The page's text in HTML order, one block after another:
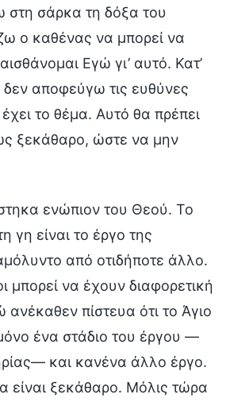
στη σάρκα τη δόξα του
ο καθένας να μπορεί να
Εγώ γι’ αυτό. Κατ’
δεν αποφεύγω τις ευθύνες
το θέμα. Αυτό θα πρέπει
ξεκάθαρο, ώστε να μην
ενώπιον του Θεού. Το
γη είναι το έργο της
από οτιδήποτε άλλο.
μπορεί να έχουν διαφορετική
πίστευα ότι το Άγιο
ένα στάδιο του έργου —
και κανένα άλλο έργο.
είναι ξεκάθαρο. Μόλις τώρα